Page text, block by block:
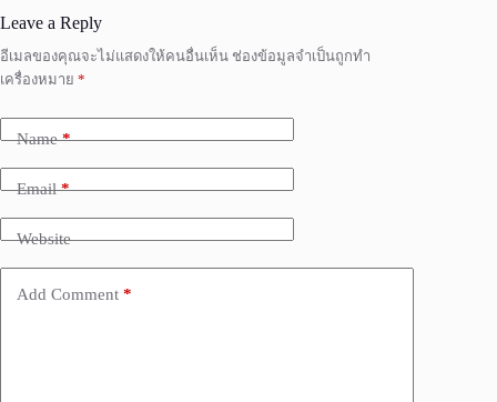
Leave a Reply
อีเมลของคุณจะไม่แสดงให้คนอื่นเห็น ช่องข้อมูลจำเป็นถูกทำ
เครื่องหมาย *
Name*
Email*
Website
Add Comment *